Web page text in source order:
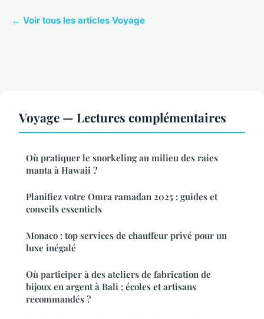
← Voir tous les articles Voyage
Voyage — Lectures complémentaires
Où pratiquer le snorkeling au milieu des raies
manta à Hawaii ?
Planifiez votre Omra ramadan 2025 : guides et
conseils essentiels
Monaco : top services de chauffeur privé pour un
luxe inégalé
Où participer à des ateliers de fabrication de
bijoux en argent à Bali : écoles et artisans
recommandés ?